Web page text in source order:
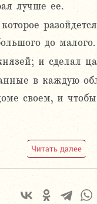
лучше ее.
до малого.
и сделал
в каждую
своем, и
Читать далее